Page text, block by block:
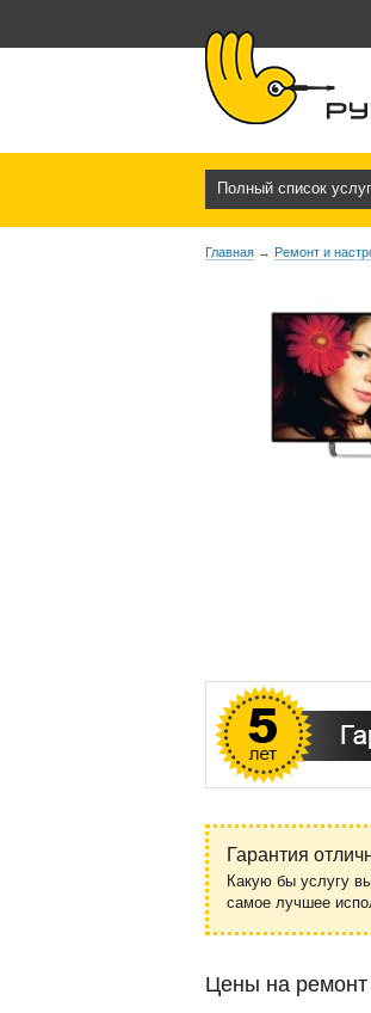
Полный список услуг
Главная → Ремонт и
Гарантия
Какую бы услугу
самое лучшее
Цены на ремонт